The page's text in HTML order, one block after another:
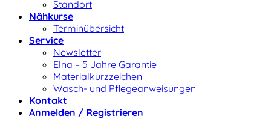
Standort
Nähkurse
Terminübersicht
Service
Newsletter
Elna – 5 Jahre Garantie
Materialkurzzeichen
Wasch- und Pflegeanweisungen
Kontakt
Anmelden / Registrieren